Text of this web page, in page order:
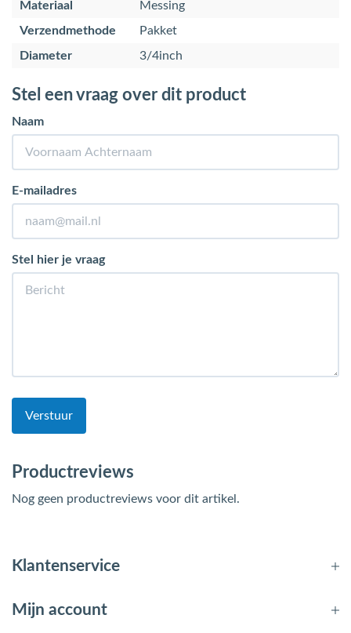
Materiaal
Messing
Verzendmethode
Pakket
Diameter
3/4inch
Stel een vraag over dit product
Naam
E-mailadres
Stel hier je vraag
Verstuur
Productreviews
Nog geen productreviews voor dit artikel.
Klantenservice
Mijn account